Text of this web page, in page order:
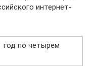
интернет-
год по четырем